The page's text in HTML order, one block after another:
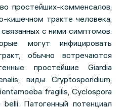
простейших-комменсалов,
тракте человека,
с ними симптомов.
могут инфицировать
обычно встречаются
простейшие Giardia
виды Cryptosporidium,
fragilis, Cyclospora
Патогенный потенциал